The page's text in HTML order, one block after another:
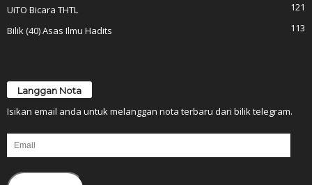
UiTO Bicara THTL
121
Bilik (40) Asas Ilmu Hadits
113
Langgan Nota
Isikan email anda untuk melanggan nota terbaru dari bilik telegram.
Email